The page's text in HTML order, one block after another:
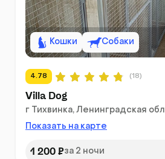
Кошки Собаки
4.78 (18)
Villa Dog
г Тихвинка, Ленинградская обл
Показать на карте
1 200 ₽за 2 ночи